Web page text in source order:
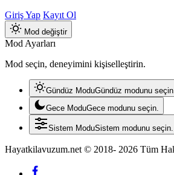
Giriş Yap Kayıt Ol
Mod değiştir
Mod Ayarları
Mod seçin, deneyimini kişiselleştirin.
Gündüz ModuGündüz modunu seçin.
Gece ModuGece modunu seçin.
Sistem ModuSistem modunu seçin.
Hayatkilavuzum.net © 2018- 2026 Tüm